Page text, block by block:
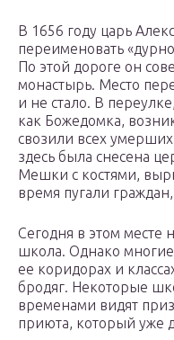
В 1656 году царь
переименовать
По этой дороге он
монастырь. Место
и не стало. В
как Божедомка,
свозили всех
здесь была снесена
Мешки с костями,
время пугали
Сегодня в этом месте
школа. Однако многие
ее коридорах и
бродяг. Некоторые
временами видят
приюта, который уже